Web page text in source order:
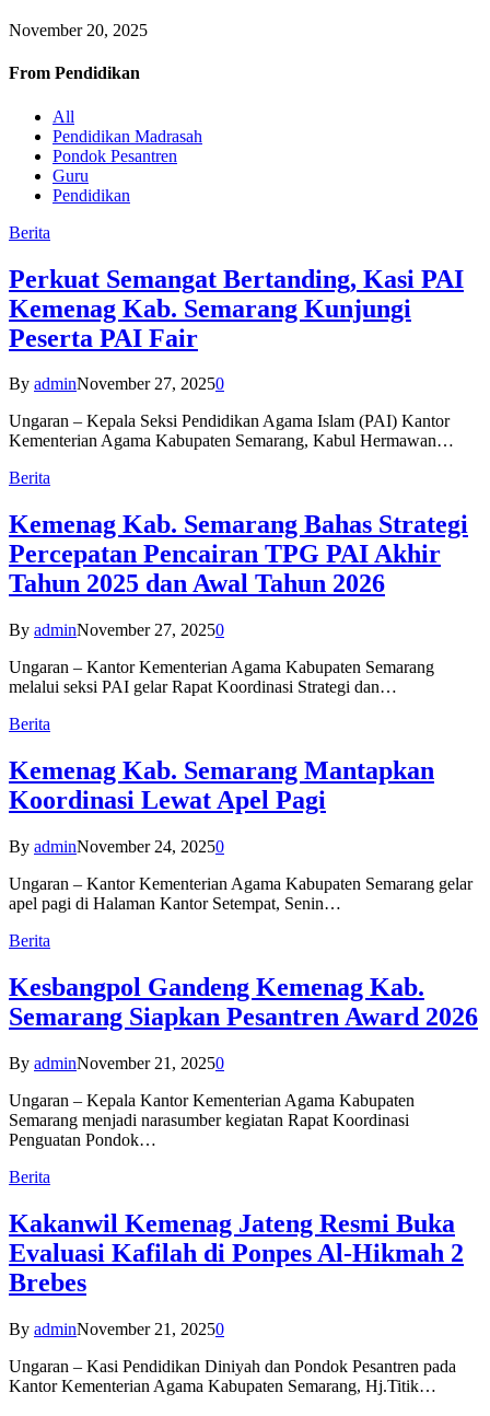
November 20, 2025
From Pendidikan
All
Pendidikan Madrasah
Pondok Pesantren
Guru
Pendidikan
Berita
Perkuat Semangat Bertanding, Kasi PAI
Kemenag Kab. Semarang Kunjungi
Peserta PAI Fair
By adminNovember 27, 20250
Ungaran – Kepala Seksi Pendidikan Agama Islam (PAI) Kantor
Kementerian Agama Kabupaten Semarang, Kabul Hermawan…
Berita
Kemenag Kab. Semarang Bahas Strategi
Percepatan Pencairan TPG PAI Akhir
Tahun 2025 dan Awal Tahun 2026
By adminNovember 27, 20250
Ungaran – Kantor Kementerian Agama Kabupaten Semarang
melalui seksi PAI gelar Rapat Koordinasi Strategi dan…
Berita
Kemenag Kab. Semarang Mantapkan
Koordinasi Lewat Apel Pagi
By adminNovember 24, 20250
Ungaran – Kantor Kementerian Agama Kabupaten Semarang gelar
apel pagi di Halaman Kantor Setempat, Senin…
Berita
Kesbangpol Gandeng Kemenag Kab.
Semarang Siapkan Pesantren Award 2026
By adminNovember 21, 20250
Ungaran – Kepala Kantor Kementerian Agama Kabupaten
Semarang menjadi narasumber kegiatan Rapat Koordinasi
Penguatan Pondok…
Berita
Kakanwil Kemenag Jateng Resmi Buka
Evaluasi Kafilah di Ponpes Al-Hikmah 2
Brebes
By adminNovember 21, 20250
Ungaran – Kasi Pendidikan Diniyah dan Pondok Pesantren pada
Kantor Kementerian Agama Kabupaten Semarang, Hj.Titik…